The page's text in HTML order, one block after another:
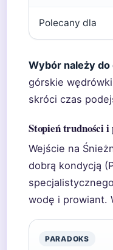
Polecany dla
Wybór należy do
górskie
skróci czas
Stopień trudności i
Wejście na
dobrą kondycją
wodę i prowiant.
PARADOKS